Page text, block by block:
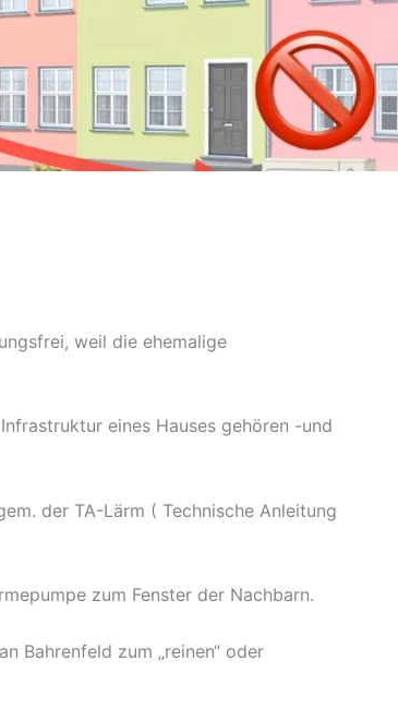
weil die ehemalige
eines Hauses gehören -und
der TA-Lärm ( Technische Anleitung
zum Fenster der Nachbarn.
Bahrenfeld zum „reinen“ oder